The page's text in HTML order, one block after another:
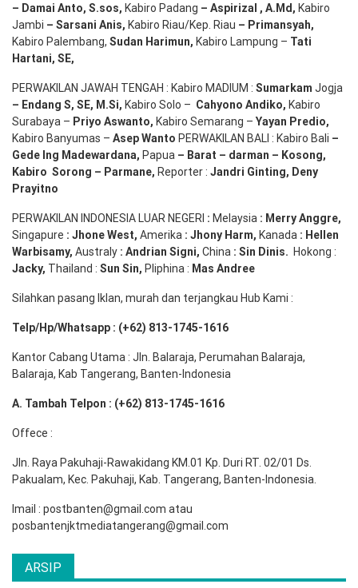
– Damai Anto, S.sos, Kabiro Padang – Aspirizal , A.Md , Kabiro
Jambi – Sarsani Anis, Kabiro Riau/Kep. Riau – Primansyah,
Kabiro Palembang, Sudan Harimun, Kabiro Lampung – Tati
Hartani, SE,
PERWAKILAN JAWAH TENGAH : Kabiro MADIUM : Sumarkam Jogja
– Endang S, SE, M.Si, Kabiro Solo – Cahyono Andiko, Kabiro
Surabaya – Priyo Aswanto, Kabiro Semarang – Yayan Predio,
Kabiro Banyumas – AsepWanto PERWAKILAN BALI : Kabiro Bali –
Gede Ing Madewardana, Papua – Barat – darman – Kosong,
Kabiro Sorong – Parmane, Reporter : Jandri Ginting, Deny
Prayitno
PERWAKILAN INDONESIA LUAR NEGERI : Melaysia : MerryAnggre,
Singapure : JhoneWest, Amerika : Jhony Harm, Kanada : Hellen
Warbisamy, Australy : Andrian Signi, China : Sin Dinis. Hokong :
Jacky, Thailand : Sun Sin, Pliphina : Mas Andree
Silahkan pasang Iklan, murah dan terjangkau Hub Kami :
Telp/Hp/Whatsapp : (+62) 813-1745-1616
Kantor Cabang Utama : Jln. Balaraja, Perumahan Balaraja,
Balaraja, Kab Tangerang, Banten-Indonesia
A. Tambah Telpon : (+62) 813-1745-1616
Offece :
Jln. Raya Pakuhaji-Rawakidang KM.01 Kp. Duri RT. 02/01 Ds.
Pakualam, Kec. Pakuhaji, Kab. Tangerang, Banten-Indonesia.
Imail : postbanten@gmail.com atau
posbantenjktmediatangerang@gmail.com
ARSIP